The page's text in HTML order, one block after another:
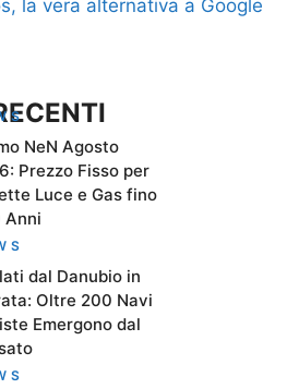
la vera alternativa a Google
NeN Agosto
Prezzo Fisso per
Luce e Gas fino
Anni
dal Danubio in
Oltre 200 Navi
Emergono dal